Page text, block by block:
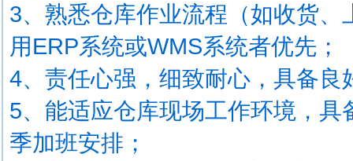
3、熟悉仓库作业流程（如收货
用ERP系统或WMS系统者优先；
4、责任心强，细致耐心，具备
5、能适应仓库现场工作环境，
季加班安排；